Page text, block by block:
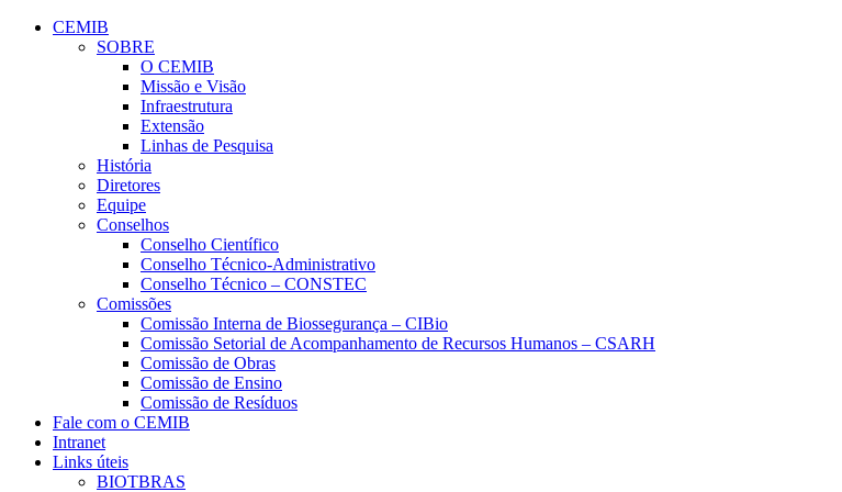
Conteúdo principal
CEMIB
SOBRE
O CEMIB
Missão e Visão
Infraestrutura
Extensão
Linhas de Pesquisa
História
Diretores
Equipe
Conselhos
Conselho Científico
Conselho Técnico-Administrativo
Conselho Técnico – CONSTEC
Comissões
Comissão Interna de Biossegurança – CIBio
Comissão Setorial de Acompanhamento de Recursos Humanos – CSARH
Comissão de Obras
Comissão de Ensino
Comissão de Resíduos
Fale com o CEMIB
Intranet
Links úteis
BIOTBRAS